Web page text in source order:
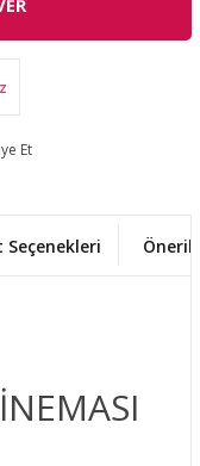
Et
Seçenekleri